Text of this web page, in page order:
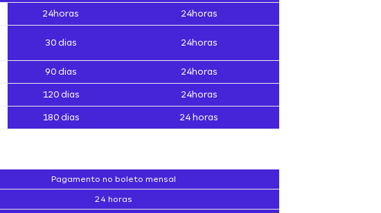
24horas 24horas
30 dias 24horas
90 dias 24horas
120 dias 24horas
180 dias 24 horas
Pagamento no boleto mensal
24 horas